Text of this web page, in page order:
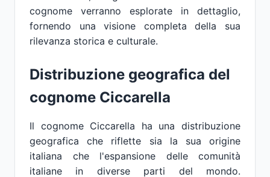
cognome verranno esplorate in dettaglio,
fornendo una visione completa della sua
rilevanza storica e culturale.
Distribuzione geografica del
cognome Ciccarella
Il cognome Ciccarella ha una distribuzione
geografica che riflette sia la sua origine
italiana che l'espansione delle comunità
italiane in diverse parti del mondo.